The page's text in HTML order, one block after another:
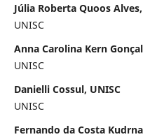
Júlia Roberta Quoos
UNISC
Anna Carolina Kern
UNISC
Danielli Cossul, UNISC
UNISC
Fernando da Costa